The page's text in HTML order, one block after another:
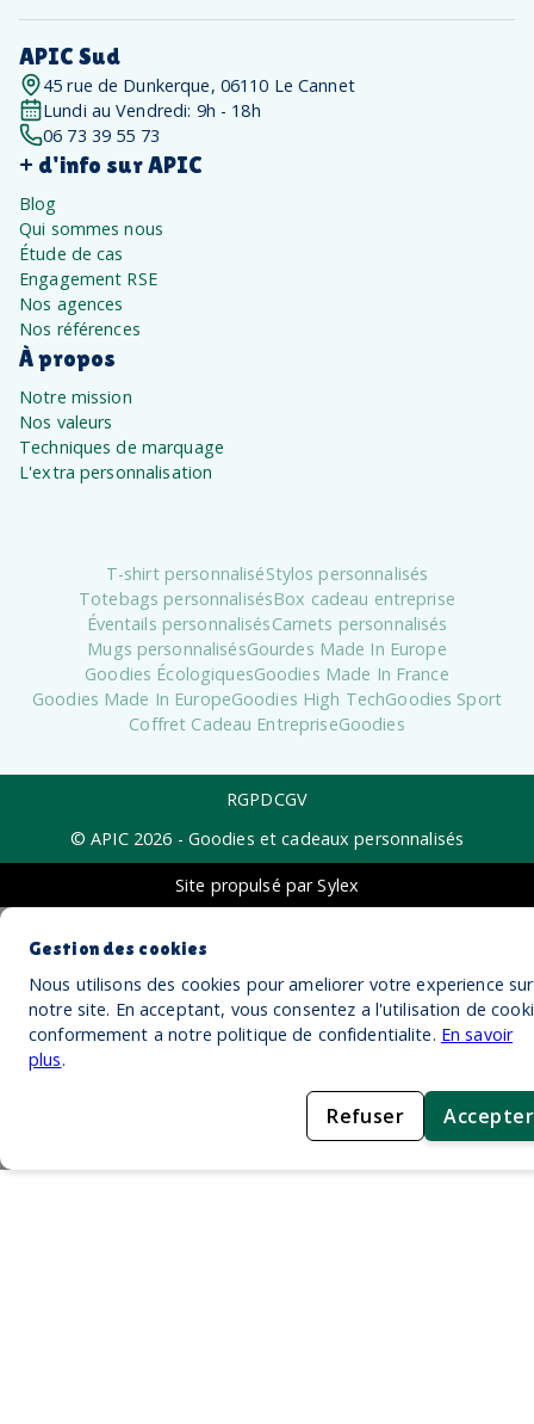
APIC Sud
45 rue de Dunkerque, 06110 Le Cannet
Lundi au Vendredi: 9h - 18h
06 73 39 55 73
+ d'info sur APIC
Blog
Qui sommes nous
Étude de cas
Engagement RSE
Nos agences
Nos références
À propos
Notre mission
Nos valeurs
Techniques de marquage
L'extra personnalisation
T-shirt personnaliséStylos personnalisés
Totebags personnalisésBox cadeau entreprise
Éventails personnalisésCarnets personnalisés
Mugs personnalisésGourdes Made In Europe
Goodies ÉcologiquesGoodies Made In France
Goodies Made In EuropeGoodies High TechGoodies Sport
Coffret Cadeau EntrepriseGoodies
RGPDCGV
© APIC 2026 - Goodies et cadeaux personnalisés
Site propulsé par Sylex
Gestion des cookies
Nous utilisons des cookies pour ameliorer votre experience sur
notre site. En acceptant, vous consentez a l'utilisation de
conformement a notre politique de confidentialite. En savoir
plus.
Refuser Accepter